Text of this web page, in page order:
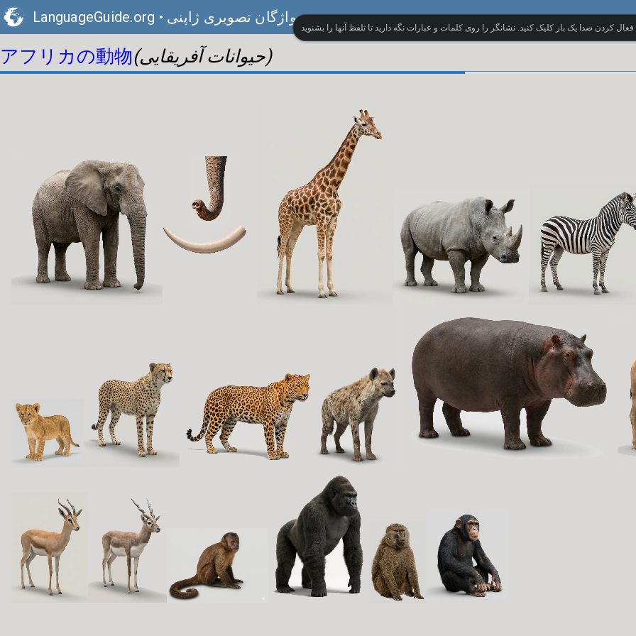
LanguageGuide.org • واژگان تصویری ژاپنی
アフリカの動物 (حیوانات آفریقایی)